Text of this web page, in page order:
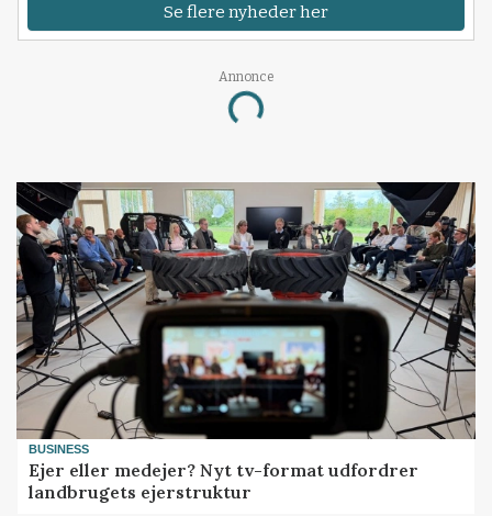
Se flere nyheder her
Annonce
Loading...
BUSINESS
Ejer eller medejer? Nyt tv-format udfordrer
landbrugets ejerstruktur